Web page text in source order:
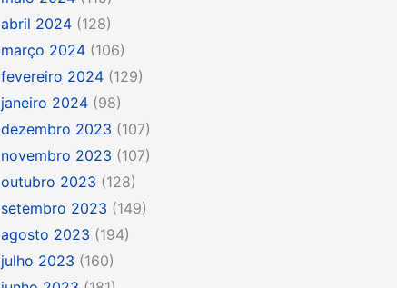
abril 2024 (128)
março 2024 (106)
fevereiro 2024 (129)
janeiro 2024 (98)
dezembro 2023 (107)
novembro 2023 (107)
outubro 2023 (128)
setembro 2023 (149)
agosto 2023 (194)
julho 2023 (160)